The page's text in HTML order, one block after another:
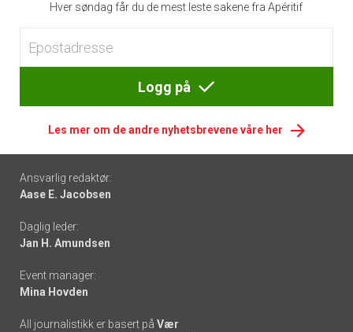
Hver søndag får du de mest leste sakene fra Apéritif
Logg på
Les mer om de andre nyhetsbrevene våre her
Footer
-
links
Ansvarlig redaktør:
Aase E. Jacobsen
Daglig leder:
Jan H. Amundsen
Event manager:
Mina Hovden
All journalistikk er basert på Vær